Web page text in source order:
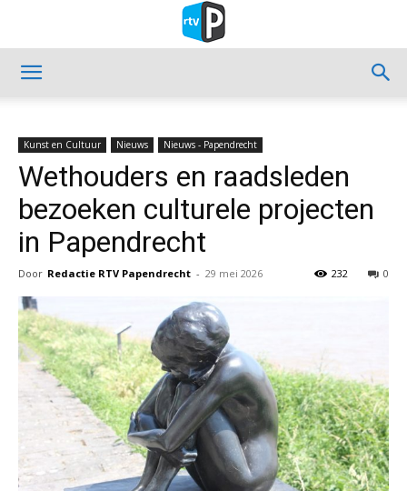
Kunst en Cultuur Nieuws Nieuws - Papendrecht
Wethouders en raadsleden
bezoeken culturele projecten
in Papendrecht
Door Redactie RTV Papendrecht - 29 mei 2026 0
232